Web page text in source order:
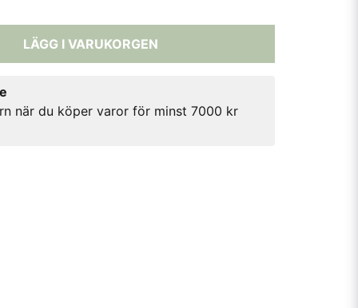
LÄGG I VARUKORGEN
när du köper varor för minst 7000 kr